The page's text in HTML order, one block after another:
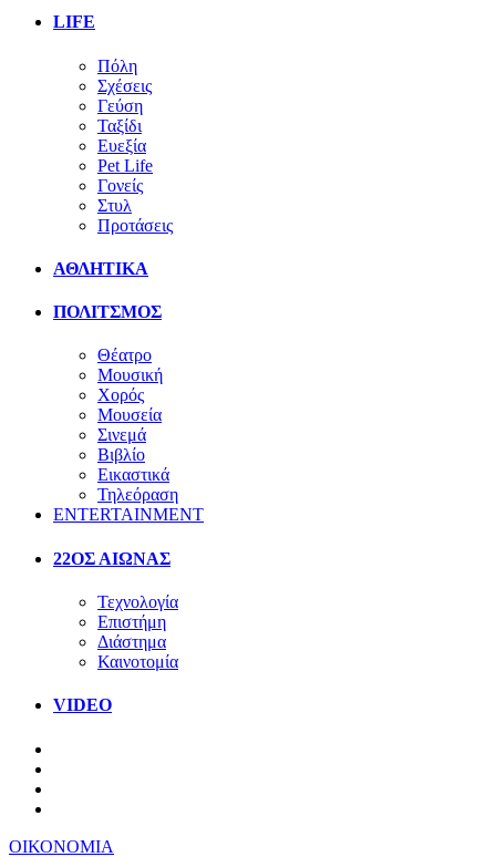
LIFE
Πόλη
Σχέσεις
Γεύση
Ταξίδι
Ευεξία
Pet Life
Γονείς
Στυλ
Προτάσεις
ΑΘΛΗΤΙΚΑ
ΠΟΛΙΤΣΜΟΣ
Θέατρο
Μουσική
Χορός
Μουσεία
Σινεμά
Βιβλίο
Εικαστικά
Τηλεόραση
ENTERTAINMENT
22ΟΣ ΑΙΩΝΑΣ
Τεχνολογία
Επιστήμη
Διάστημα
Καινοτομία
VIDEO
ΟΙΚΟΝΟΜΙΑ